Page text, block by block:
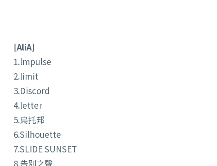
[AliA]
1.lmpulse
2.limit
3.Discord
4.letter
5.烏托邦
6.Silhouette
7.SLIDE SUNSET
8.告別之聲